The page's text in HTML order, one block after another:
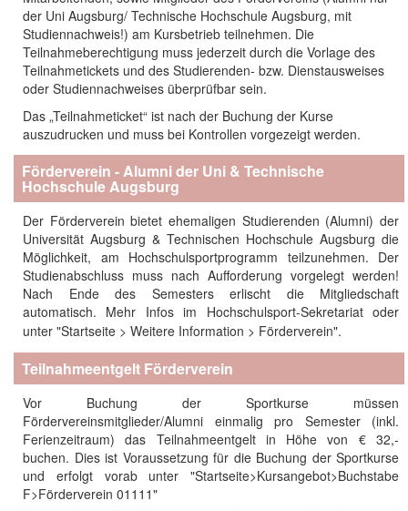
der Uni Augsburg/ Technische Hochschule Augsburg, mit
Studiennachweis!) am Kursbetrieb teilnehmen. Die
Teilnahmeberechtigung muss jederzeit durch die Vorlage des
Teilnahmetickets und des Studierenden- bzw. Dienstausweises
oder Studiennachweises überprüfbar sein.
Das „Teilnahmeticket“ ist nach der Buchung der Kurse
auszudrucken und muss bei Kontrollen vorgezeigt werden.
Förderverein - Alumni der Uni & Technische
Hochschule Augsburg
Der Förderverein bietet ehemaligen Studierenden (Alumni) der
Universität Augsburg & Technischen Hochschule Augsburg die
Möglichkeit, am Hochschulsportprogramm teilzunehmen. Der
Studienabschluss muss nach Aufforderung vorgelegt werden!
Nach Ende des Semesters erlischt die Mitgliedschaft
automatisch. Mehr Infos im Hochschulsport-Sekretariat oder
unter "Startseite > Weitere Information > Förderverein".
Teilnahmeentgelt Förderverein
Vor Buchung der Sportkurse müssen
Fördervereinsmitglieder/Alumni einmalig pro Semester (inkl.
Ferienzeitraum) das Teilnahmeentgelt in Höhe von € 32,-
buchen. Dies ist Voraussetzung für die Buchung der Sportkurse
und erfolgt vorab unter "Startseite>Kursangebot>Buchstabe
F>Förderverein 01111"